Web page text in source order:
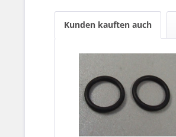
Kunden kauften auch